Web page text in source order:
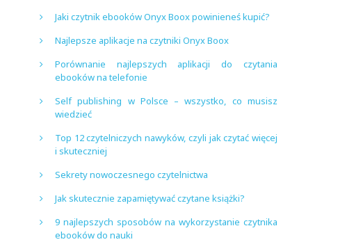
Jaki czytnik ebooków Onyx Boox powinieneś kupić?
Najlepsze aplikacje na czytniki Onyx Boox
Porównanie najlepszych aplikacji do czytania
ebooków na telefonie
Self publishing w Polsce – wszystko, co musisz
wiedzieć
Top 12 czytelniczych nawyków, czyli jak czytać więcej
i skuteczniej
Sekrety nowoczesnego czytelnictwa
Jak skutecznie zapamiętywać czytane książki?
9 najlepszych sposobów na wykorzystanie czytnika
ebooków do nauki